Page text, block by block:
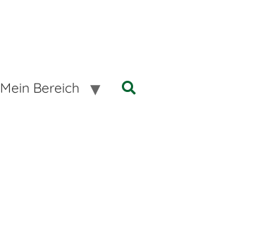
Mein Bereich